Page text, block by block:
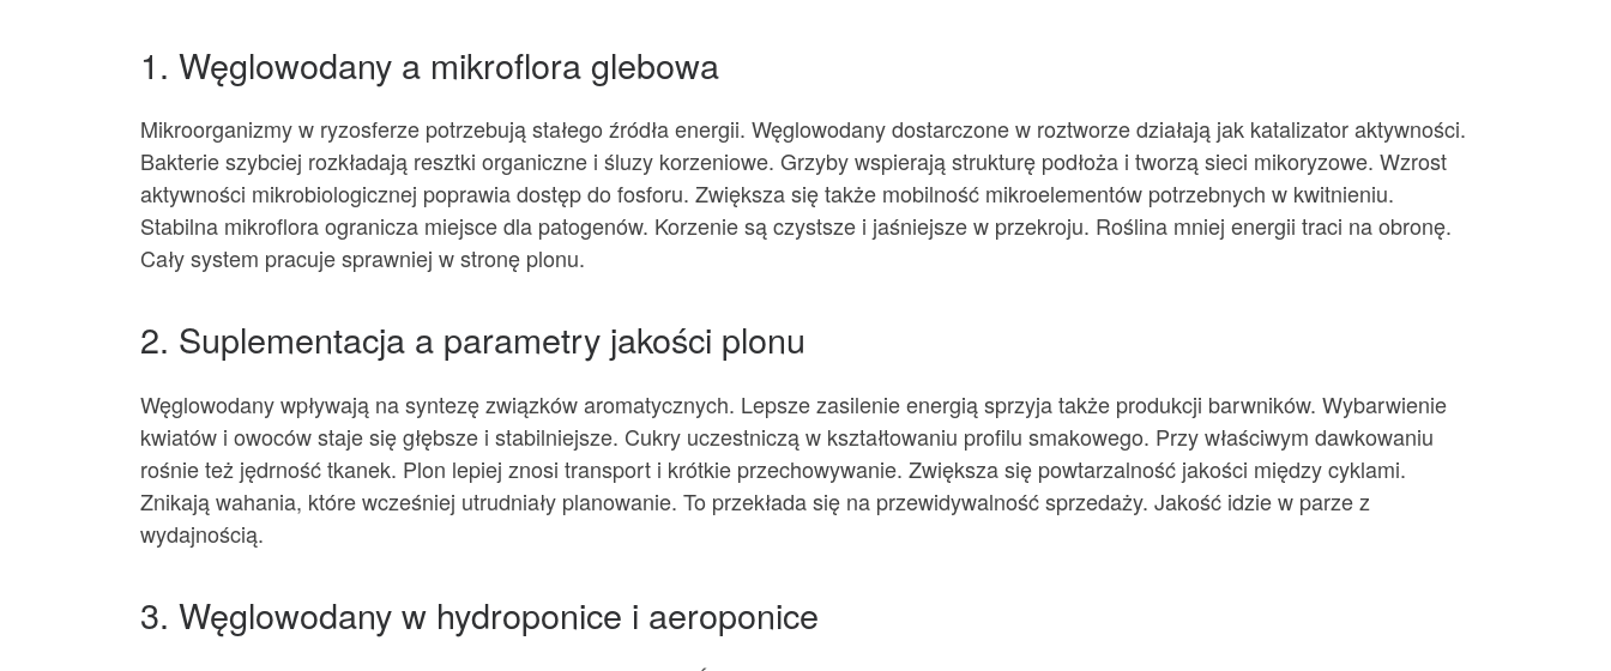
1. Węglowodany a mikroflora glebowa
Mikroorganizmy w ryzosferze potrzebują stałego źródła energii. Węglowodany dostarczone w roztworze działają jak katalizator aktywności.
Bakterie szybciej rozkładają resztki organiczne i śluzy korzeniowe. Grzyby wspierają strukturę podłoża i tworzą sieci mikoryzowe. Wzrost
aktywności mikrobiologicznej poprawia dostęp do fosforu. Zwiększa się także mobilność mikroelementów potrzebnych w kwitnieniu.
Stabilna mikroflora ogranicza miejsce dla patogenów. Korzenie są czystsze i jaśniejsze w przekroju. Roślina mniej energii traci na obronę.
Cały system pracuje sprawniej w stronę plonu.
2. Suplementacja a parametry jakości plonu
Węglowodany wpływają na syntezę związków aromatycznych. Lepsze zasilenie energią sprzyja także produkcji barwników. Wybarwienie
kwiatów i owoców staje się głębsze i stabilniejsze. Cukry uczestniczą w kształtowaniu profilu smakowego. Przy właściwym dawkowaniu
rośnie też jędrność tkanek. Plon lepiej znosi transport i krótkie przechowywanie. Zwiększa się powtarzalność jakości między cyklami.
Znikają wahania, które wcześniej utrudniały planowanie. To przekłada się na przewidywalność sprzedaży. Jakość idzie w parze z
wydajnością.
3. Węglowodany w hydroponice i aeroponice